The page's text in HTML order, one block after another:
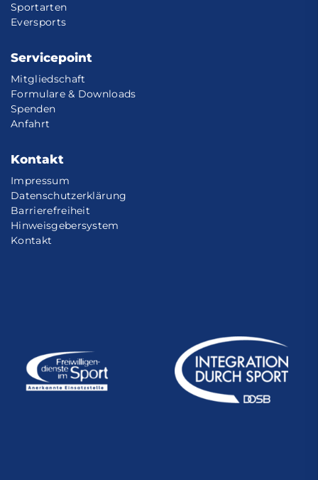
Sportarten
Eversports
Servicepoint
Mitgliedschaft
Formulare & Downloads
Spenden
Anfahrt
Kontakt
Impressum
Datenschutzerklärung
Barrierefreiheit
Hinweisgebersystem
Kontakt